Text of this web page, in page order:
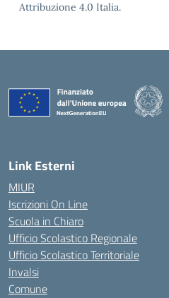
Attribuzione 4.0 Italia.
Link Esterni
MIUR
Iscrizioni On Line
Scuola in Chiaro
Ufficio Scolastico Regionale
Ufficio Scolastico Territoriale
Invalsi
Comune